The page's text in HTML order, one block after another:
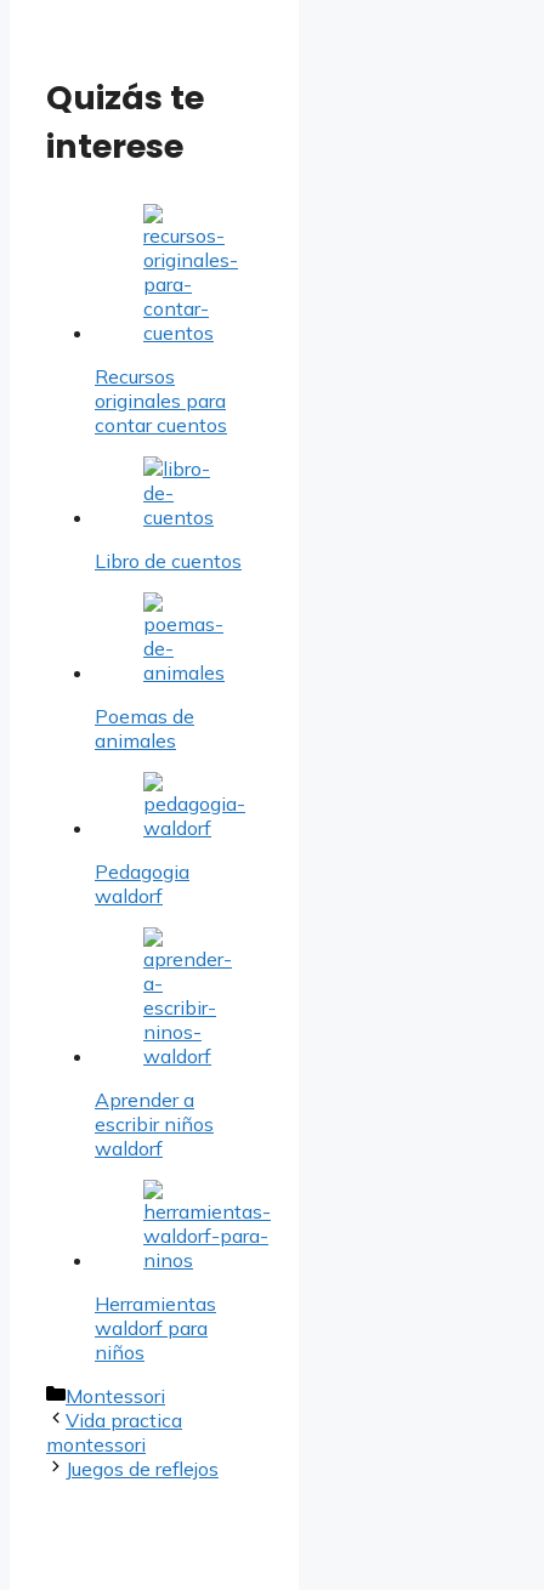
Quizás te
interese
Recursos
originales para
contar cuentos
Libro de cuentos
Poemas de
animales
Pedagogia
waldorf
Aprender a
escribir niños
waldorf
Herramientas
waldorf para
niños
Categorías
Montessori
Vida practica
montessori
Juegos de reflejos